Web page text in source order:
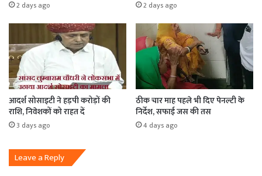
2 days ago 2 days ago
आदर्श सोसाइटी ने हड़पी करोड़ों की
राशि, निवेशकों को राहत दें
3 days ago
ठीक चार माह पहले भी दिए पेनल्टी के
निर्देश, सफाई जस की तस
4 days ago
Leave a Reply